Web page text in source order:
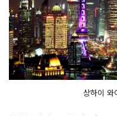
상하이 와